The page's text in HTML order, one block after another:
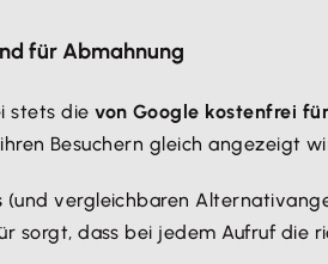
für Abmahnung
stets dievon Google kostenfrei
ihren Besuchern gleich angezeigt
(und vergleichbaren
sorgt, dass bei jedem Aufruf